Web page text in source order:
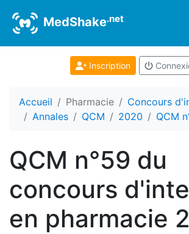
MedShake.net
Inscription
Accueil Pharmacie
Concours
Annales
QCM 2020 QCM
QCM n°59 du
concours
en pharmacie